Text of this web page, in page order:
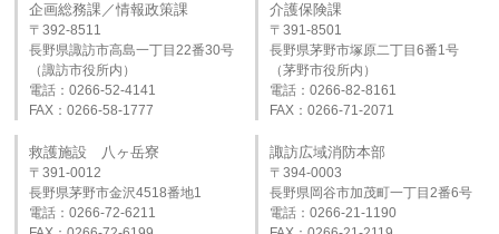
企画総務課／情報政策課
〒392-8511
長野県諏訪市高島一丁目22番30号
（諏訪市役所内）
電話：0266-52-4141
FAX：0266-58-1777
介護保険課
〒391-8501
長野県茅野市塚原二丁目6番1号
（茅野市役所内）
電話：0266-82-8161
FAX：0266-71-2071
救護施設 八ヶ岳寮
〒391-0012
長野県茅野市金沢4518番地1
電話：0266-72-6211
諏訪広域消防本部
〒394-0003
長野県岡谷市加茂町一丁目2番6号
電話：0266‐21‐1190